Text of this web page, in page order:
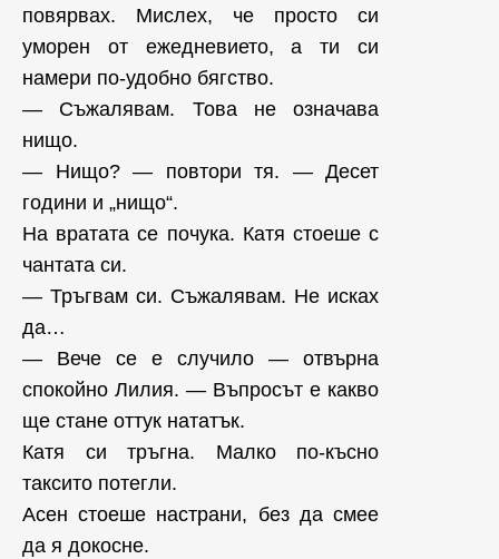
повярвах. Мислех, че просто си
уморен от ежедневието, а ти си
намери по-удобно бягство.
— Съжалявам. Това не означава
нищо.
— Нищо? — повтори тя. — Десет
години и „нищо“.
На вратата се почука. Катя стоеше с
чантата си.
— Тръгвам си. Съжалявам. Не исках
да…
— Вече се е случило — отвърна
спокойно Лилия. — Въпросът е какво
ще стане оттук нататък.
Катя си тръгна. Малко по-късно
таксито потегли.
Асен стоеше настрани, без да смее
да я докосне.